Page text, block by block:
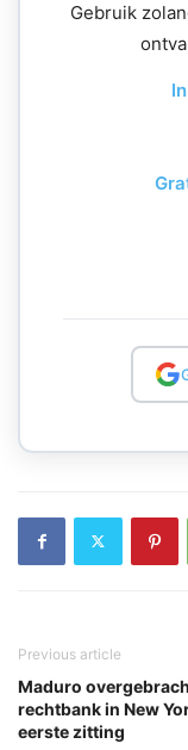
Gebruik
Previous article
Maduro
rechtbank in New
eerste zitting